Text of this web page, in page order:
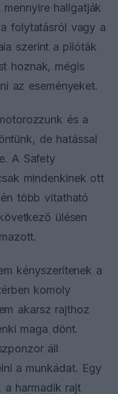
hallgatják
folytatásról vagy a
szerint a pilóták
hoznak, mégis
az eseményeket.
és a
de hatással
A Safety
mindenkinek ott
több vitatható
ülésen
kényszerítenek a
komoly
akarsz rajthoz
maga dönt.
áll
a munkádat. Egy
a harmadik rajt